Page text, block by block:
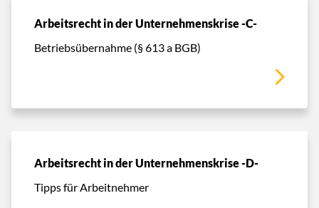
Arbeitsrecht in der Unternehmenskrise -C-
Betriebsübernahme (§ 613 a BGB)
Arbeitsrecht in der Unternehmenskrise -D-
Tipps für Arbeitnehmer